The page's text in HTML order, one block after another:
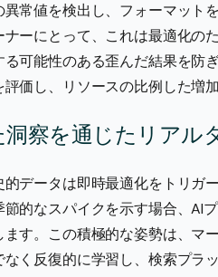
異常値を検出し、フォーマット
ナーにとって、これは最適化の
る可能性のある歪んだ結果を防
価し、リソースの比例した増
洞察を通じたリアル
データは即時最適化をトリガ
的なスパイクを示す場合、AI
す。この積極的な姿勢は、マ
なく反復的に学習し、検索プラ